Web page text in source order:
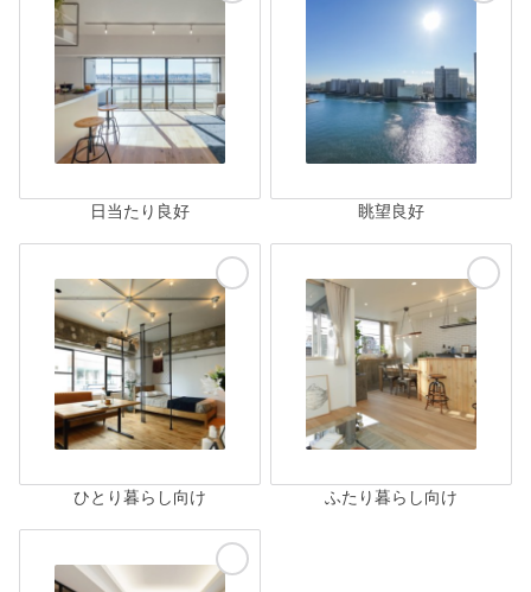
日当たり良好 眺望良好
ひとり暮らし向け ふたり暮らし向け